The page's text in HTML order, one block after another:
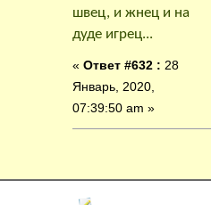
швец, и жнец и на
дуде игрец...
« Ответ #632 : 28
Январь, 2020,
07:39:50 am »